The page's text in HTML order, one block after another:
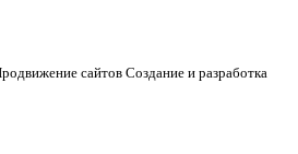
сайтов Создание и разработка